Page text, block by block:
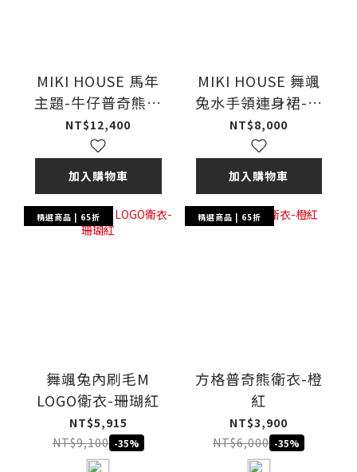
MIKI HOUSE 馬年
主題-牛仔普奇熊衛
衣-紅色
NT$12,400
加入購物車
MIKI HOUSE 舞颯
兔水手領連身裙-紅
色
NT$8,000
加入購物車
精選商品 | 65折
舞颯兔內刷毛M
LOGO衛衣-珊瑚紅
NT$5,915
NT$9,100 -35%
精選商品 | 65折
方格普奇熊衛衣-橙
紅
NT$3,900
NT$6,000 -35%